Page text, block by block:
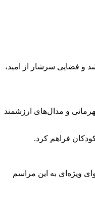
و فضایی سرشار از امید،
و مدال‌های ارزشمند
فراهم کرد.
ویژه‌ای به این مراسم